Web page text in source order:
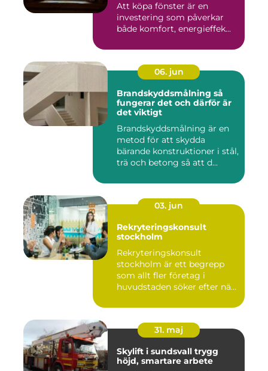
Att köpa fönster är en
investering som påverkar
både komfort, energieffek...
06. jun
Brandskyddsmålning så
fungerar det och därför är
det viktigt
Brandskyddsmålning är en
metod för att skydda
bärande konstruktioner i stål,
trä och betong så att d...
03. jun
Rekryteringskonsult
stockholm
Rekryteringskonsult
stockholm är ett begrepp
som allt fler företag i
huvudstaden söker efter när
31. maj
Skylift i sundsvall trygg
höjd, smartare arbete